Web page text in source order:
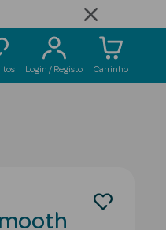
Login / Registo Carrinho